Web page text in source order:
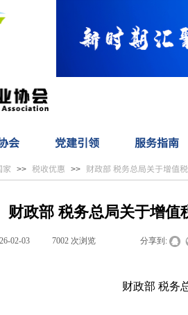
会 党建引领 服务指南
家 >> 税收优惠 >> 财政部 税务总局关于增值
财政部 税务总局关于增
02-03 7002 次浏览 分享到:
财政部 税务